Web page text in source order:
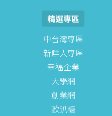
精選專區
中台灣專區
新鮮人專區
幸福企業
大學網
創業網
歐趴糖